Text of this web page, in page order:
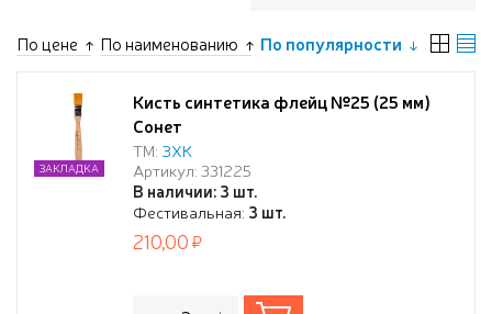
По цене По наименованию По популярности
Кисть синтетика флейц №25 (25 мм)
Сонет
ТМ: ЗХК
Артикул: 331225
В наличии: 3 шт.
Фестивальная: 3 шт.
ЗАКЛАДКА
210,00